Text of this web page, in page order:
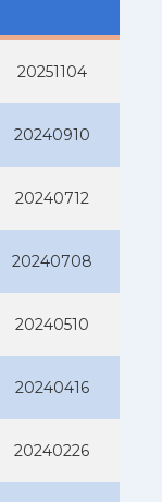
20251104
20240910
20240712
20240708
20240510
20240416
20240226